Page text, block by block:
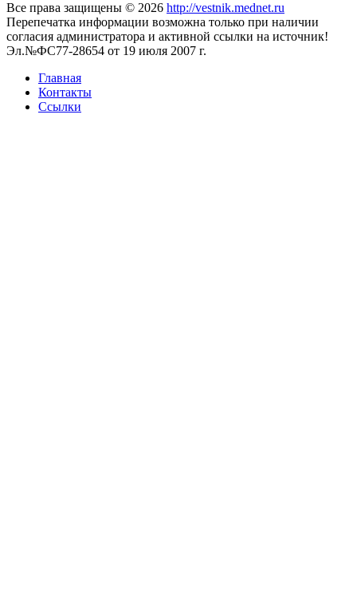
Все права защищены © 2026 http://vestnik.mednet.ru
Перепечатка информации возможна только при наличии
согласия администратора и активной ссылки на источник!
Эл.№ФС77-28654 от 19 июля 2007 г.
Главная
Контакты
Ссылки